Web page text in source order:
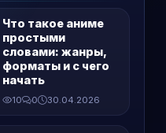
Что такое аниме
простыми
словами: жанры,
форматы и с чего
начать
10 0 30.04.2026